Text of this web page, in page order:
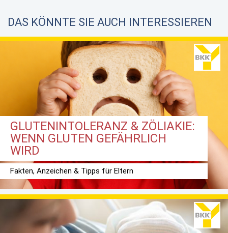
DAS KÖNNTE SIE AUCH INTERESSIEREN
GLUTENINTOLERANZ & ZÖLIAKIE:
WENN GLUTEN GEFÄHRLICH
WIRD
Fakten, Anzeichen & Tipps für Eltern